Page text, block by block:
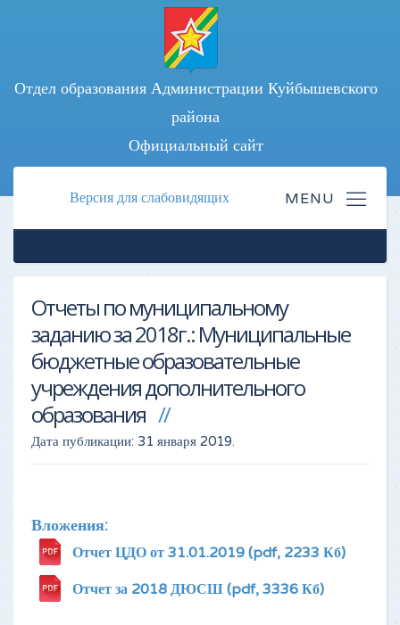
Отдел образования Администрации Куйбышевского
района
Официальный сайт
Версия для слабовидящих
Отчеты по муниципальному
заданию за 2018г.: Муниципальные
бюджетные образовательные
учреждения дополнительного
образования
Дата публикации: 31 января 2019.
Вложения:
Отчет ЦДО от 31.01.2019 (pdf, 2233 Кб)
Отчет за 2018 ДЮСШ (pdf, 3336 Кб)